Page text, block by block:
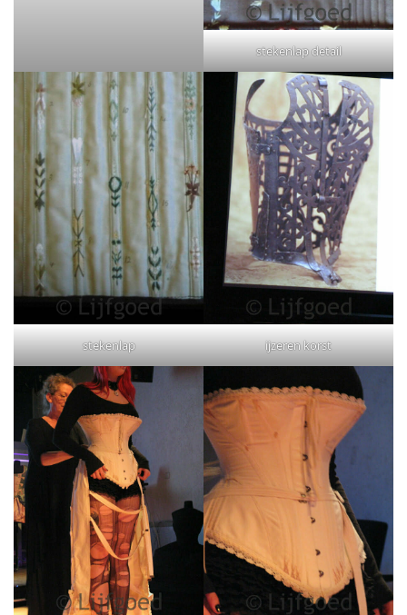
stekenlap detail
stekenlap ijzeren korst